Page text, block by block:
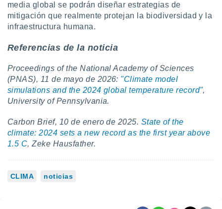
media global se podrán diseñar estrategias de
mitigación que realmente protejan la biodiversidad y la
infraestructura humana.
Referencias de la noticia
Proceedings of the National Academy of Sciences
(PNAS), 11 de mayo de 2026: "Climate model
simulations and the 2024 global temperature record",
University of Pennsylvania.
Carbon Brief, 10 de enero de 2025. State of the
climate: 2024 sets a new record as the first year above
1.5 C, Zeke Hausfather.
CLIMA noticias